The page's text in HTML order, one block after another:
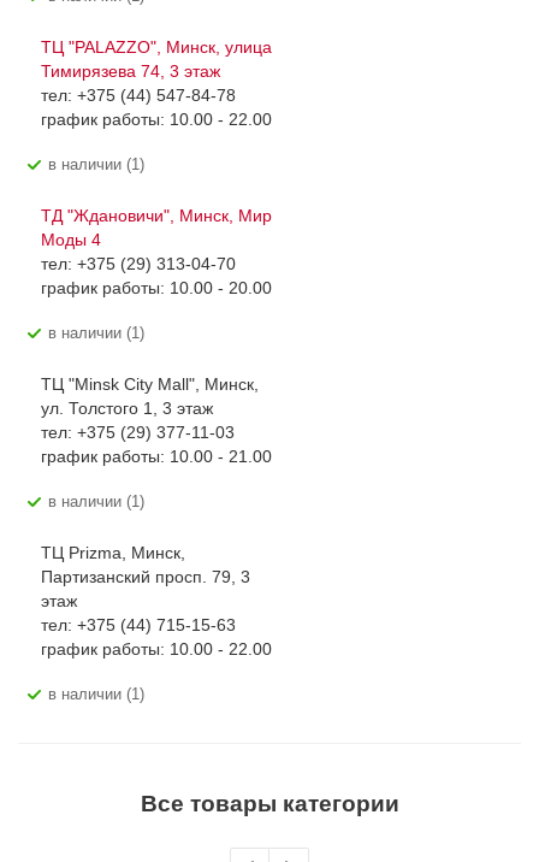
ТЦ "PALAZZO", Минск, улица
Тимирязева 74, 3 этаж
тел: +375 (44) 547-84-78
график работы: 10.00 - 22.00
В наличии (1)
ТД "Ждановичи", Минск, Мир
Моды 4
тел: +375 (29) 313-04-70
график работы: 10.00 - 20.00
В наличии (1)
ТЦ "Minsk City Mall", Минск,
ул. Толстого 1, 3 этаж
тел: +375 (29) 377-11-03
график работы: 10.00 - 21.00
В наличии (1)
ТЦ Prizma, Минск,
Партизанский просп. 79, 3
этаж
тел: +375 (44) 715-15-63
график работы: 10.00 - 22.00
В наличии (1)
Все товары категории